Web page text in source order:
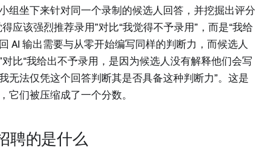
组坐下来针对同一个录制的候选人回答，并挖掘出评分
得应该强烈推荐录用”对比“我觉得不予录用”，而是“我给
AI 输出需要与从零开始编写同样的判断力，而候选人
比“我给出不予录用，是因为候选人没有解释他们会写
无法仅凭这个回答判断其是否具备这种判断力”。这是
它们被压缩成了一个分数。
聘的是什么